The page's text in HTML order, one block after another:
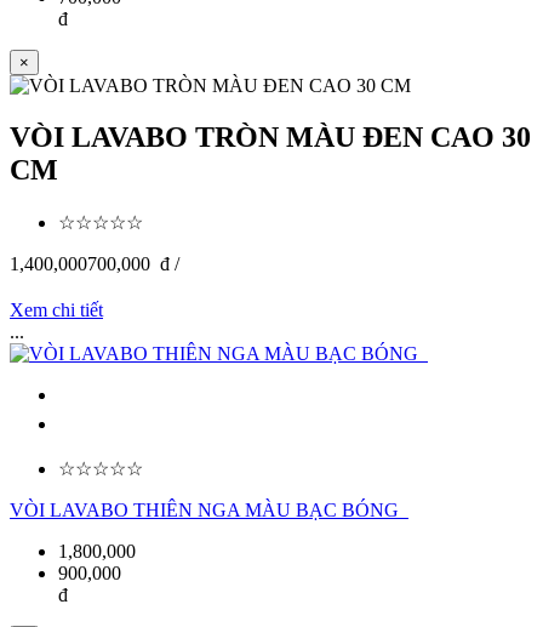
đ
×
VÒI LAVABO TRÒN MÀU ĐEN CAO 30
CM
☆☆☆☆☆
1,400,000700,000 đ /
Xem chi tiết
...
☆☆☆☆☆
VÒI LAVABO THIÊN NGA MÀU BẠC BÓNG
1,800,000
900,000
đ